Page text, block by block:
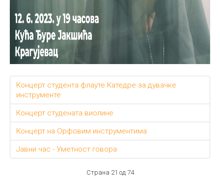
Концерт студента флауте Катедре за дувачке
инструменте
Концерт студената виолине
Концерт на Орфовим инструментима
Jавни час - Уметност говора
Страна 21 од 74